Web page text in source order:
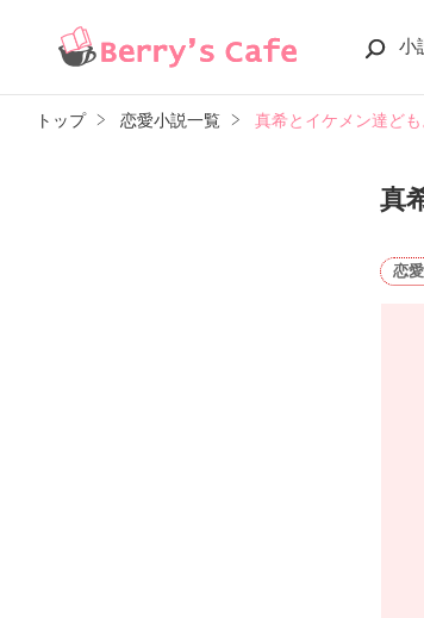
小
トップ 恋愛小説一覧 真希とイケメン達ども
真
恋